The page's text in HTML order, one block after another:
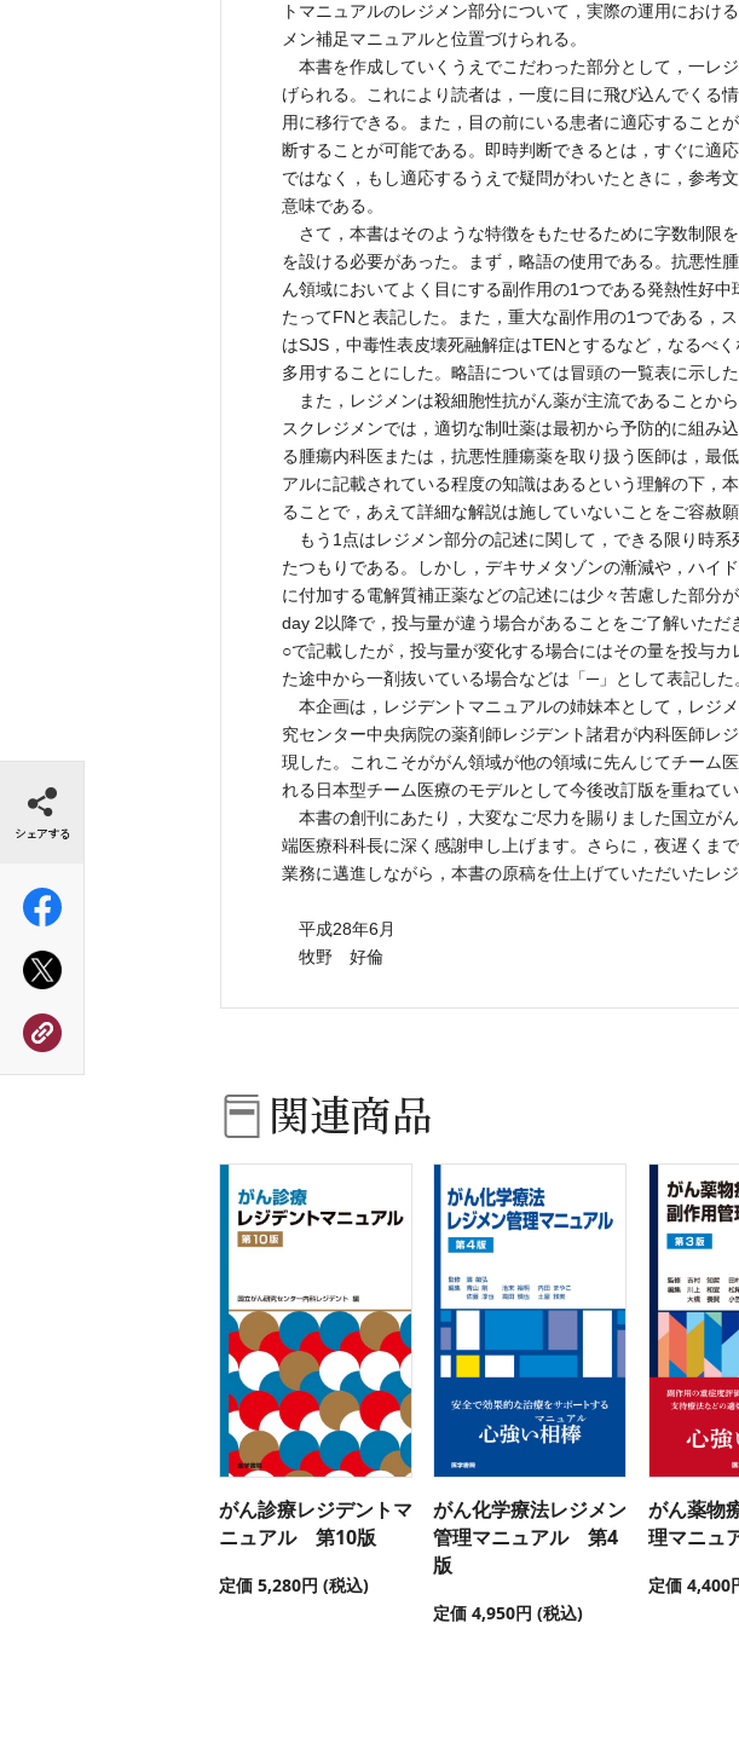
トマニュアルのレジメン部分について，実際の運用におけ
メン補足マニュアルと位置づけられる。
本書を作成していくうえでこだわった部分として，一レ
げられる。これにより読者は，一度に目に飛び込んでくる
用に移行できる。また，目の前にいる患者に適応すること
断することが可能である。即時判断できるとは，すぐに適
ではなく，もし適応するうえで疑問がわいたときに，参考
意味である。
さて，本書はそのような特徴をもたせるために字数制限
を設ける必要があった。まず，略語の使用である。抗悪性
ん領域においてよく目にする副作用の1つである発熱性好
たってFNと表記した。また，重大な副作用の1つである，
はSJS，中毒性表皮壊死融解症はTENとするなど，なるべ
多用することにした。略語については冒頭の一覧表に示した
また，レジメンは殺細胞性抗がん薬が主流であることか
スクレジメンでは，適切な制吐薬は最初から予防的に組み
る腫瘍内科医または，抗悪性腫瘍薬を取り扱う医師は，最
アルに記載されている程度の知識はあるという理解の下，
ることで，あえて詳細な解説は施していないことをご容赦願
もう1点はレジメン部分の記述に関して，できる限り時系
たつもりである。しかし，デキサメタゾンの漸減や，ハイ
に付加する電解質補正薬などの記述には少々苦慮した部分
day 2以降で，投与量が違う場合があることをご了解いただ
○で記載したが，投与量が変化する場合にはその量を投与カ
た途中から一剤抜いている場合などは「─」として表記した
本企画は，レジデントマニュアルの姉妹本として，レジ
究センター中央病院の薬剤師レジデント諸君が内科医師レ
現した。これこそががん領域が他の領域に先んじてチーム
れる日本型チーム医療のモデルとして今後改訂版を重ねて
本書の創刊にあたり，大変なご尽力を賜りました国立が
端医療科科長に深く感謝申し上げます。さらに，夜遅くま
業務に邁進しながら，本書の原稿を仕上げていただいたレ
平成28年6月
牧野 好倫
関連商品
がん診療レジデントマ
ニュアル 第10版
定価 5,280円 (税込)
がん化学療法レジメン
管理マニュアル 第4
版
定価 4,950円 (税込)
がん薬物
理マニュ
定価 4,400